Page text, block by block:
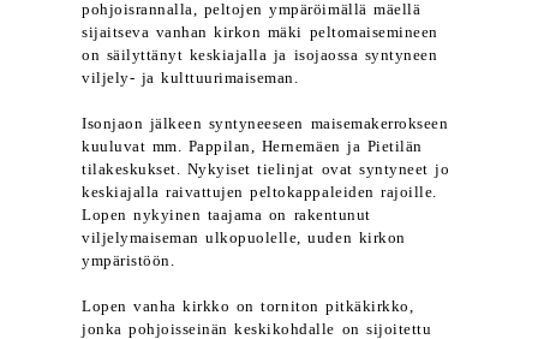
pohjoisrannalla, peltojen ympäröimällä mäellä
sijaitseva vanhan kirkon mäki peltomaisemineen
on säilyttänyt keskiajalla ja isojaossa syntyneen
viljely- ja kulttuurimaiseman.
Isonjaon jälkeen syntyneeseen maisemakerrokseen
kuuluvat mm. Pappilan, Hernemäen ja Pietilän
tilakeskukset. Nykyiset tielinjat ovat syntyneet jo
keskiajalla raivattujen peltokappaleiden rajoille.
Lopen nykyinen taajama on rakentunut
viljelymaiseman ulkopuolelle, uuden kirkon
ympäristöön.
Lopen vanha kirkko on torniton pitkäkirkko,
jonka pohjoisseinän keskikohdalle on sijoitettu